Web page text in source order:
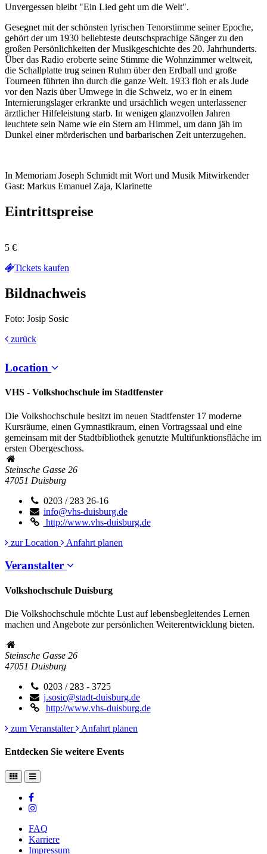
Unvergessen bleibt "Ein Lied geht um die Welt".
Gesegnet mit der schönsten lyrischen Tenorstimme seiner Epoche,
gehört der um 1930 beliebteste deutschsprachige Sänger zu den
großen Persönlichkeiten der Musikgeschichte des 20. Jahrhunderts.
Über das Radio eroberte seine Stimme die Wohnzimmer weltweit,
die Schallplatte trug seinen Ruhm über den Erdball und große
Tourneen führten ihn durch die ganze Welt. 1933 floh er als Jude
vor den Nazis über Umwege in die Schweiz, wo er in einem
Internierungslager erkrankte und ursächlich wegen unterlassener
ärztlicher Hilfeleistung starb. In wenigen glanzvollen Jahren
leuchtete sein Name wie ein Stern am Himmel, um dann jäh im
Dunkel einer mörderischen und barbarischen Zeit unterzugehen.
In Memoriam Joseph Schmidt mit Wort und Musik Mitwirkender
Gast: Markus Emanuel Zaja, Klarinette
Eintrittspreise
5 €
Tickets kaufen
Bildnachweis
Foto: Josip Sosic
zurück
Location
VHS - Volkshochschule im Stadtfenster
Die Volkshochschule besitzt im neuen Stadtfenster 17 moderne
Kursräume, einen Gymnastikraum, einen Vortragssaal und eine
gemeinsam mit der Stadtbibliothek genutzte Multifunktionsfläche im
ersten Obergeschoss.
Steinsche Gasse 26
47051 Duisburg
0203 / 283 26-16
info@vhs-duisburg.de
http://www.vhs-duisburg.de
zur Location
Anfahrt planen
Veranstalter
Volkshochschule Duisburg
Die Volkshochschule möchte Lust auf lebensbegleitendes Lernen
machen und Angebote zur persönlichen Weiterentwicklung bieten.
Steinsche Gasse 26
47051 Duisburg
0203 / 283 - 3725
j.sosic@stadt-duisburg.de
http://www.vhs-duisburg.de
zum Veranstalter
Anfahrt planen
Entdecken Sie weitere Events
FAQ
Karriere
Impressum